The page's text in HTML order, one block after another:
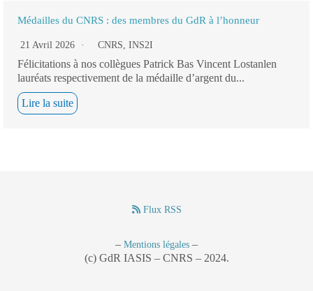
Médailles du CNRS : des membres du GdR à l’honneur
21 Avril 2026 CNRS INS2I
Félicitations à nos collègues Patrick Bas Vincent Lostanlen
lauréats respectivement de la médaille d’argent du...
Lire la suite
Flux RSS
– Mentions légales –
(c) GdR IASIS – CNRS – 2024.